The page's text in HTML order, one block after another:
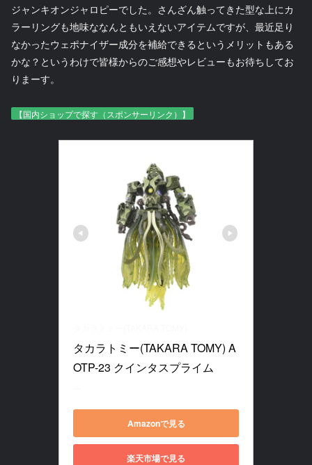
ジャンキオンジャロピーでした。さんざん触ってきた型な上にカ
ラーリングも地味ななんともいえないアイテムですが、最近足り
なかったウェポナイザー成分を補給できるというメリットもある
かな？というわけで皆様からのご感想やレビューもお待ちしてお
りまーす。
【国内ショップで探す（スポンサーリンク）】
タカラトミー(TAKARA TOMY) A
OTP-23 クインタスプライム
Amazonで見る
楽天市場で見る